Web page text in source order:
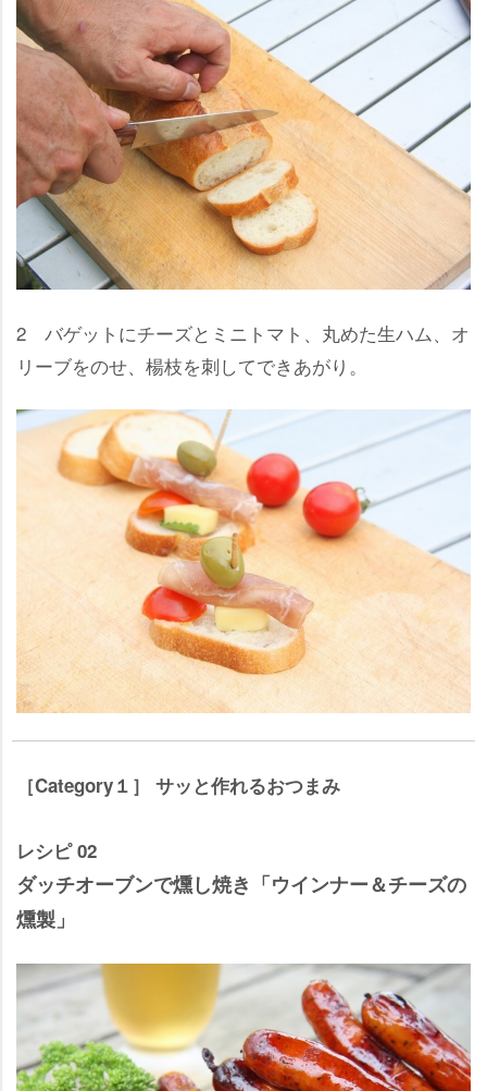
2 バゲットにチーズとミニトマト、丸めた生ハム、オ
リーブをのせ、楊枝を刺してできあがり。
［Category１］ サッと作れるおつまみ
レシピ 02
ダッチオーブンで燻し焼き「ウインナー＆チーズの
燻製」